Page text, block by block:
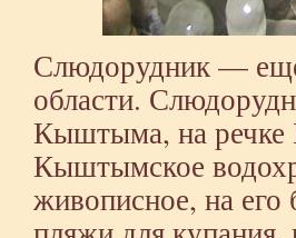
Слюдорудник —
области.
Кыштыма, на
Кыштымское
живописное, на его